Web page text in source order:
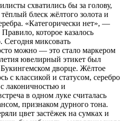
схватились бы за голову,
блеск жёлтого золота и
«Категорически нет», —
которое казалось
миксовать
можно — это стало маркером
ювелирный этикет был
Букингемском дворце. Жёлтое
с классикой и статусом, серебро
лаконичностью и
в одном луке считалась
признаком дурного тона.
цвет застёжек на сумках и